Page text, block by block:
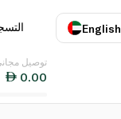
English
اللغة توصيل
0.00
5 Pack